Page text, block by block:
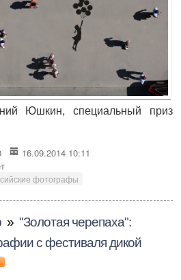
Юшкин, специальный приз
16.09.2014 10:11
фотографы
» "Золотая черепаха":
с фестиваля дикой